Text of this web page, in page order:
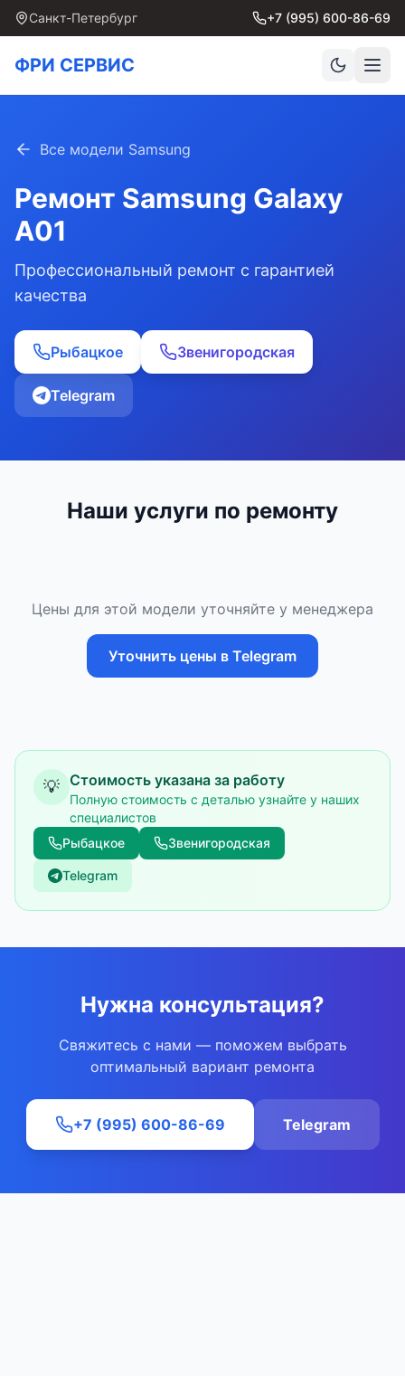
Санкт-Петербург +7 (995) 600-86-69
ФРИ СЕРВИС
Все модели Samsung
Ремонт Samsung Galaxy
A01
Профессиональный ремонт с гарантией
качества
Рыбацкое Звенигородская
Telegram
Наши услуги по ремонту
Цены для этой модели уточняйте у менеджера
Уточнить цены в Telegram
💡 Стоимость указана за работу
Полную стоимость с деталью узнайте у наших
специалистов
Рыбацкое
Звенигородская
Telegram
Нужна консультация?
Свяжитесь с нами — поможем выбрать
оптимальный вариант ремонта
+7 (995) 600-86-69 Telegram